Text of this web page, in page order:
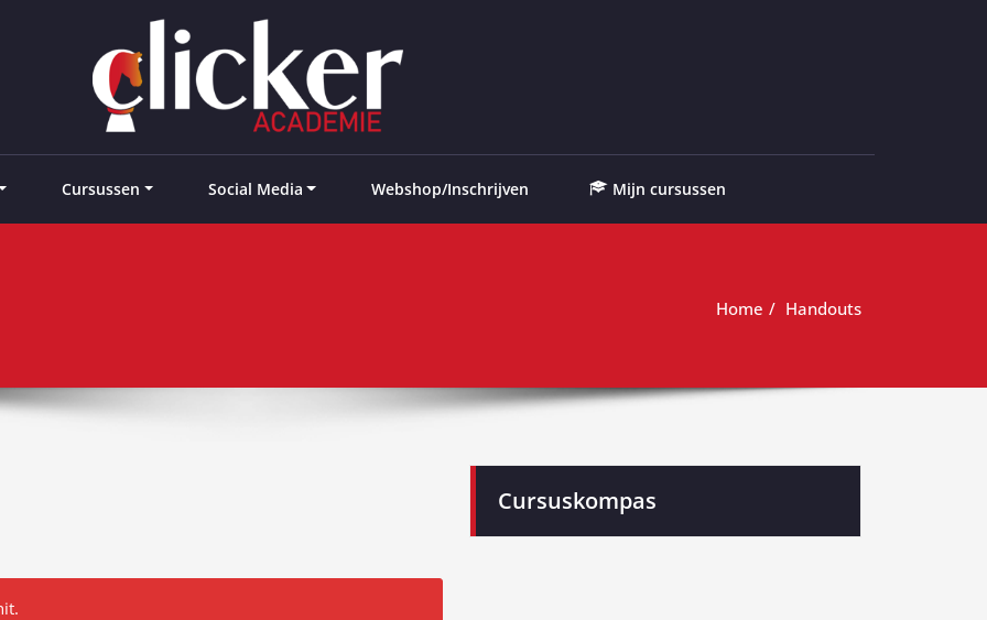
Cursussen Social Media Webshop/Inschrijven Mijn cursussen
Home Handouts
Cursuskompas